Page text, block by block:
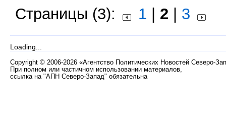
Страницы (3):
1 2 3
Loading...
Copyright © 2006-2026 «Агентство Политических Новостей Северо-
При полном или частичном использовании материалов,
ссылка на "АПН Северо-Запад" обязательна